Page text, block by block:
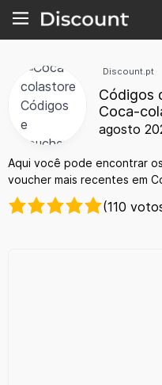
Discount.pt
Códigos
Coca-
agosto
Aqui você pode encontrar
voucher mais recentes em
(110